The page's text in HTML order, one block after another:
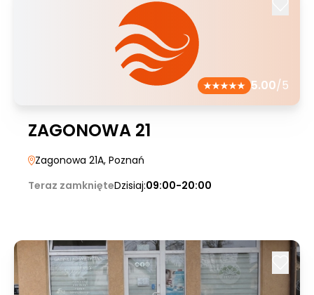
5.00/5
ZAGONOWA 21
Zagonowa 21A, Poznań
Teraz zamknięteDzisiaj:09:00-20:00